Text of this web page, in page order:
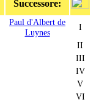
Successore:
Paul d'Albert de
Luynes
I
II
III
IV
V
VI